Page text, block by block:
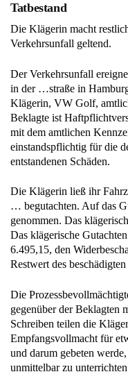
Tatbestand
Die Klägerin macht
Verkehrsunfall geltend.
Der Verkehrsunfall
in der …straße in
Klägerin, VW Golf,
Beklagte ist
mit dem amtlichen
einstandspflichtig für die
entstandenen Schäden.
Die Klägerin ließ ihr
… begutachten. Auf das
genommen. Das
Das klägerische
6.495,15, den
Restwert des
Die
gegenüber der Beklagten
Schreiben teilen die
Empfangsvollmacht für
und darum gebeten
unmittelbar zu